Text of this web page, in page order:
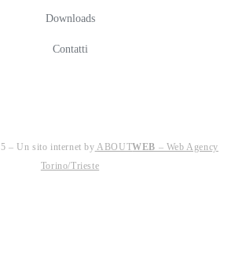
Downloads
Contatti
–Un sito internet by ABOUTWEB – Web Agency
Torino/Trieste